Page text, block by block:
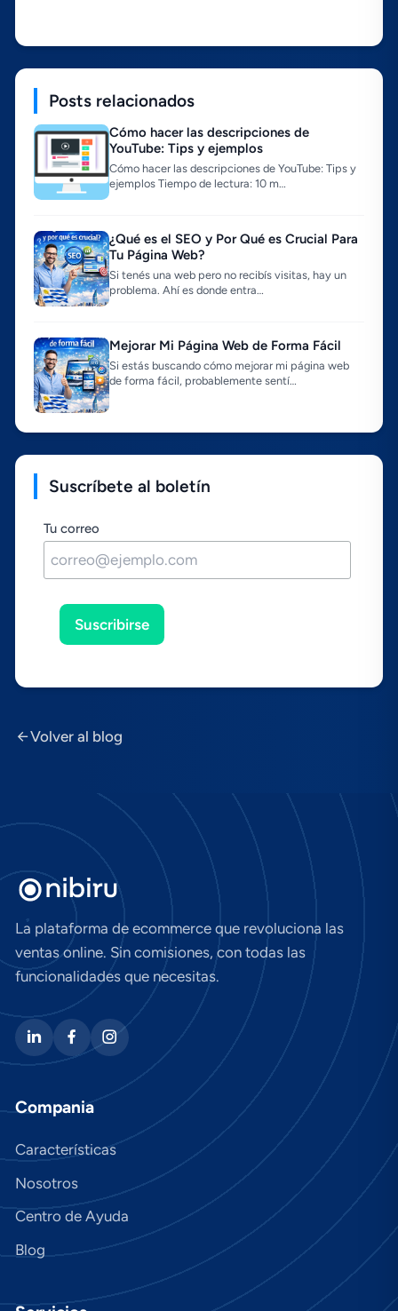
Posts relacionados
Cómo hacer las descripciones de
YouTube: Tips y ejemplos
Cómo hacer las descripciones de YouTube: Tips y
ejemplos Tiempo de lectura: 10 m…
¿Qué es el SEO y Por Qué es Crucial Para
Tu Página Web?
Si tenés una web pero no recibís visitas, hay un
problema. Ahí es donde entra…
Mejorar Mi Página Web de Forma Fácil
Si estás buscando cómo mejorar mi página web
de forma fácil, probablemente sentí…
Suscríbete al boletín
Tu correo
Suscribirse
Volver al blog
La plataforma de ecommerce que revoluciona las
ventas online. Sin comisiones, con todas las
funcionalidades que necesitas.
Compania
Características
Nosotros
Centro de Ayuda
Blog